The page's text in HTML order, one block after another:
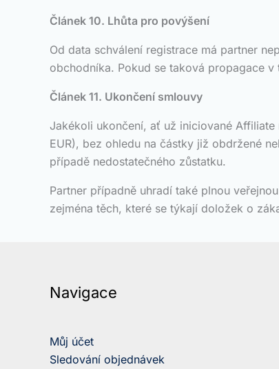
Článek 10. Lhůta pro povýšení
Od data schválení registrace má partner
obchodníka. Pokud se taková propagace
Článek 11. Ukončení smlouvy
Jakékoli ukončení, ať už iniciované
EUR), bez ohledu na částky již obdržené
případě nedostatečného zůstatku.
Partner případně uhradí také plnou
zejména těch, které se týkají doložek o
Navigace
Můj účet
Sledování objednávek